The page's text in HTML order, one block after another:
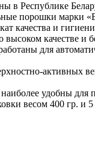
в Республике
порошки марки
и
качестве и
для
активных
удобны для
весом 400 гр. и 5